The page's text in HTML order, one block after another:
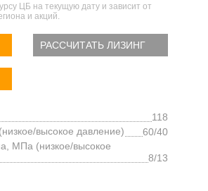
ЦБ на текущую дату и зависит от
и акций.
РАССЧИТАТЬ ЛИЗИНГ
118
высокое давление)
60/40
МПа (низкое/высокое
8/13